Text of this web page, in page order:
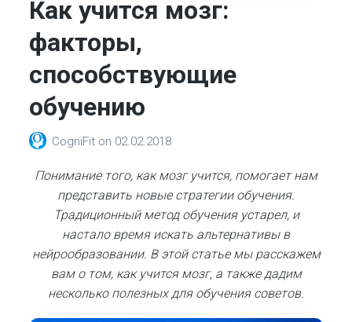
Как учится мозг:
факторы,
способствующие
обучению
CogniFit on 02.02.2018
Понимание того, как мозг учится, помогает нам
представить новые стратегии обучения.
Традиционный метод обучения устарел, и
настало время искать альтернативы в
нейрообразовании. В этой статье мы расскажем
вам о том, как учится мозг, а также дадим
несколько полезных для обучения советов.